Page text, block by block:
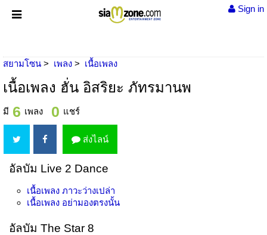
Sign in
สยามโซน เพลง เนื้อเพลง
เนื้อเพลง ฮั่น อิสริยะ ภัทรมานพ
มี 6 เพลง 0 แชร์
ส่งไลน์
อัลบัม Live 2 Dance
เนื้อเพลง ภาวะว่างเปล่า
เนื้อเพลง อย่ามองตรงนั้น
อัลบัม The Star 8